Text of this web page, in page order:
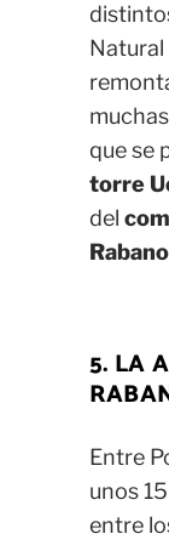
Natural
que se
torre
del
Rabano
5. LA
Entre
unos
entre